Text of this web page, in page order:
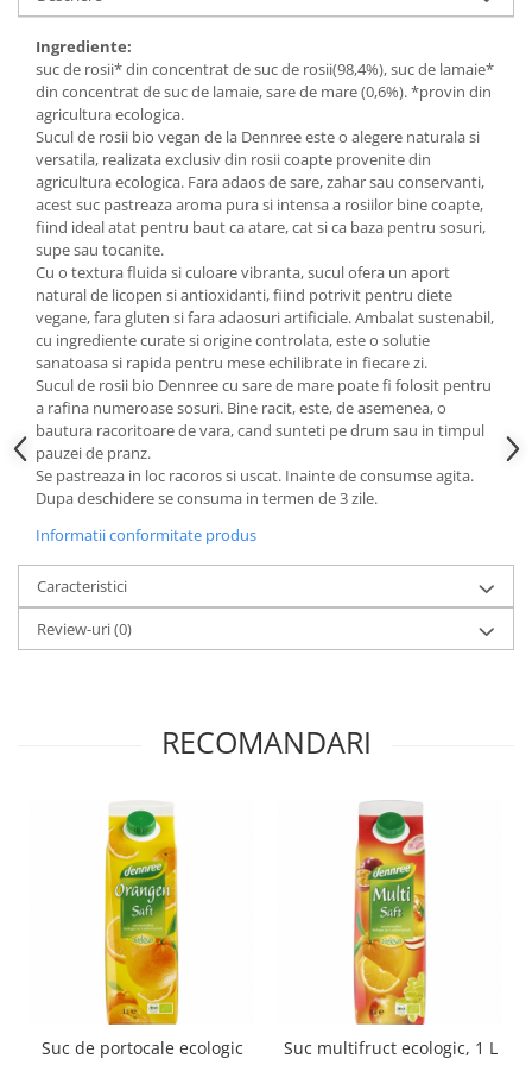
Budinca bio
Indulcitori bio
Inghetata bio si decoratiuni
Ingrediente bio pentru copt
Masline bio si antipasti
Antipasti bio
Masline bio
Pesto bio
Musli si terci
Fulgi din cereale bio
Musli bio
Terci bio
Orez bio si leguminoase
Legume bio
Legume bio in conserva
Paste si fidea
Paste bio din emmer
Paste bio din grau
Paste bio din spelta
Paste bio pentru copii
Pateu, sosuri si conserve
Conserve de peste bio
Crenvursti si pateu din carne bio
Pateu bio si creme vegetale
Produse din tomate
Ketchup bio
Sosuri bio din tomate
Ingrediente:
suc de rosii* din concentrat de suc de rosii(98,4%), suc de lamaie*
din concentrat de suc de lamaie, sare de mare (0,6%). *provin din
agricultura ecologica.
Sucul de rosii bio vegan de la Dennree este o alegere naturala si
versatila, realizata exclusiv din rosii coapte provenite din
agricultura ecologica. Fara adaos de sare, zahar sau conservanti,
acest suc pastreaza aroma pura si intensa a rosiilor bine coapte,
fiind ideal atat pentru baut ca atare, cat si ca baza pentru sosuri,
supe sau tocanite.
Cu o textura fluida si culoare vibranta, sucul ofera un aport
natural de licopen si antioxidanti, fiind potrivit pentru diete
vegane, fara gluten si fara adaosuri artificiale. Ambalat sustenabil,
cu ingrediente curate si origine controlata, este o solutie
sanatoasa si rapida pentru mese echilibrate in fiecare zi.
Sucul de rosii bio Dennree cu sare de mare poate fi folosit pentru
a rafina numeroase sosuri. Bine racit, este, de asemenea, o
bautura racoritoare de vara, cand sunteti pe drum sau in timpul
pauzei de pranz.
Se pastreaza in loc racoros si uscat. Inainte de consumse agita.
Dupa deschidere se consuma in termen de 3 zile.
Informatii conformitate produs
Caracteristici
Review-uri(0)
RECOMANDARI
Suc de portocale ecologic
Suc multifruct ecologic, 1 L